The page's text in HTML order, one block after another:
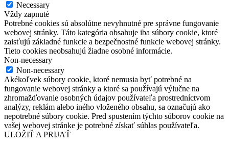
Necessary
Vždy zapnuté
Potrebné cookies sú absolútne nevyhnutné pre správne fungovanie
webovej stránky. Táto kategória obsahuje iba súbory cookie, ktoré
zaisťujú základné funkcie a bezpečnostné funkcie webovej stránky.
Tieto cookies neobsahujú žiadne osobné informácie.
Non-necessary
Non-necessary
Akékoľvek súbory cookie, ktoré nemusia byť potrebné na
fungovanie webovej stránky a ktoré sa používajú výlučne na
zhromažďovanie osobných údajov používateľa prostredníctvom
analýzy, reklám alebo iného vloženého obsahu, sa označujú ako
nepotrebné súbory cookie. Pred spustením týchto súborov cookie na
vašej webovej stránke je potrebné získať súhlas používateľa.
ULOŽIŤ A PRIJAŤ